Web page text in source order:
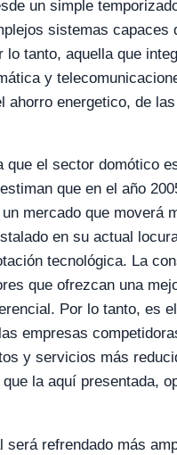
un simple
sistemas capaces
tanto, aquella que
y
ahorro energetico, de
el sector domótico
que en el año
mercado que moverá
en su actual
tecnológica. La
que ofrezcan una
Por lo tanto, es
empresas
y servicios más
la aquí presentada,
refrendado más